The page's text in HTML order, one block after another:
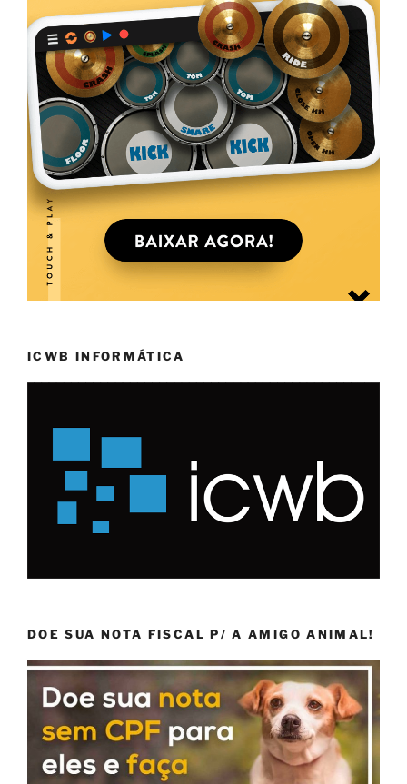
ICWB INFORMÁTICA
DOE SUA NOTA FISCAL P/ A AMIGO ANIMAL!